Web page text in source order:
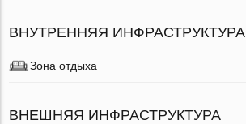
ВНУТРЕННЯЯ ИНФРАСТРУКТУРА
Зона отдыха
ВНЕШНЯЯ ИНФРАСТРУКТУРА